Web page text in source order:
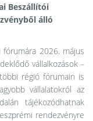
Beszállítói
álló
fórumára 2026. május
vállalkozások –
régió fórumain is
vállalatokról az
tájékozódhatnak
rendezvényre